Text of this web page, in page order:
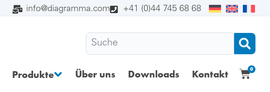
info@diagramma.com +41 (0)44 745 68 68
Produkte Über uns Downloads Kontakt 0